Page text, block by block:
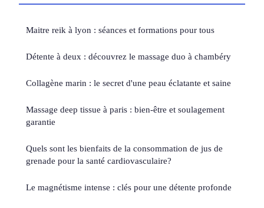
Maitre reik à lyon : séances et formations pour tous
Détente à deux : découvrez le massage duo à chambéry
Collagène marin : le secret d'une peau éclatante et saine
Massage deep tissue à paris : bien-être et soulagement
garantie
Quels sont les bienfaits de la consommation de jus de
grenade pour la santé cardiovasculaire?
Le magnétisme intense : clés pour une détente profonde